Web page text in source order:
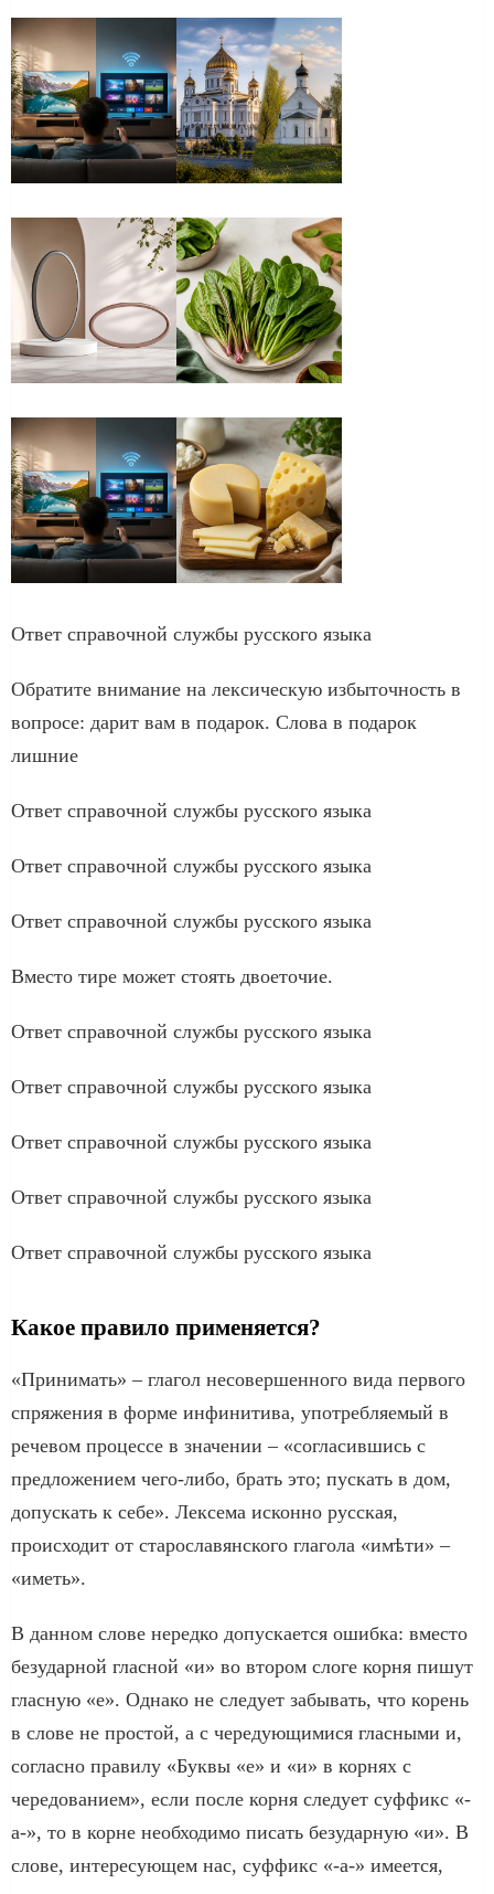
Ответ справочной службы русского языка
Обратите внимание на лексическую избыточность в
вопросе: дарит вам в подарок. Слова в подарок
лишние
Ответ справочной службы русского языка
Ответ справочной службы русского языка
Ответ справочной службы русского языка
Вместо тире может стоять двоеточие.
Ответ справочной службы русского языка
Ответ справочной службы русского языка
Ответ справочной службы русского языка
Ответ справочной службы русского языка
Ответ справочной службы русского языка
Какое правило применяется?
«Принимать» – глагол несовершенного вида первого
спряжения в форме инфинитива, употребляемый в
речевом процессе в значении – «согласившись с
предложением чего-либо, брать это; пускать в дом,
допускать к себе». Лексема исконно русская,
происходит от старославянского глагола «имѣти» –
«иметь».
В данном слове нередко допускается ошибка: вместо
безударной гласной «и» во втором слоге корня пишут
гласную «е». Однако не следует забывать, что корень
в слове не простой, а с чередующимися гласными и,
согласно правилу «Буквы «е» и «и» в корнях с
чередованием», если после корня следует суффикс «-
а-», то в корне необходимо писать безударную «и». В
слове, интересующем нас, суффикс «-а-» имеется,